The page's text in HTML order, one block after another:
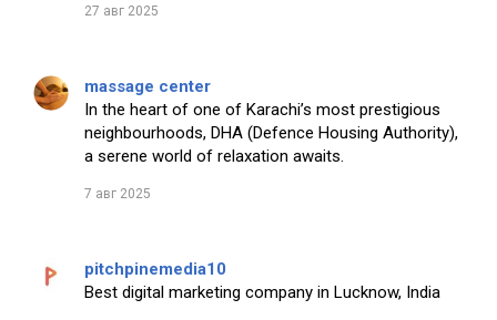
27 авг 2025
massage center
In the heart of one of Karachi’s most prestigious
neighbourhoods, DHA (Defence Housing Authority),
a serene world of relaxation awaits.
7 авг 2025
pitchpinemedia10
Best digital marketing company in Lucknow, India